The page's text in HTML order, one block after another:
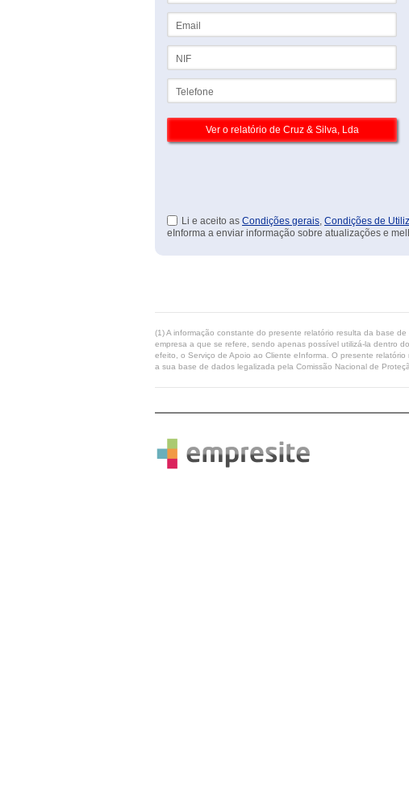
Li e aceito as Condições gerais, Condições de
eInforma a enviar informação sobre atualizações e
(1) A informação constante do presente relatório resulta da base
empresa a que se refere, sendo apenas possível utilizá-la dentro
efeito, o Serviço de Apoio ao Cliente eInforma. O presente
a sua base de dados legalizada pela Comissão Nacional de